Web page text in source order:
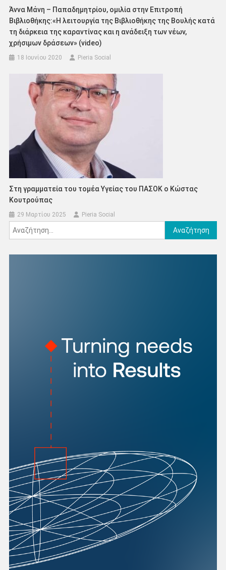
Άννα Μάνη – Παπαδημητρίου, ομιλία στην Επιτροπή
Βιβλιοθήκης:«Η λειτουργία της Βιβλιοθήκης της Βουλής κατά
τη διάρκεια της καραντίνας και η ανάδειξη των νέων,
χρήσιμων δράσεων» (video)
18 Ιουνίου 2020 Pieria Social
Στη γραμματεία του τομέα Υγείας του ΠΑΣΟΚ ο Κώστας
Κουτρούπας
29 Μαρτίου 2025 Pieria Social
Αναζήτηση
για: